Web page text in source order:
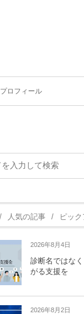
プロフィール
人気の記事 ピッ
2026年8月4日
診断名ではな
がる支援を
2026年8月2日